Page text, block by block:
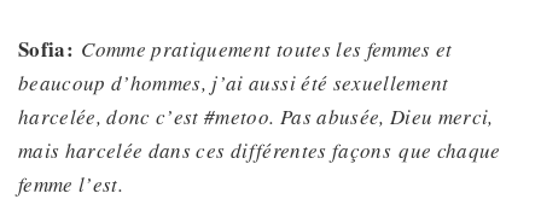
Sofia: Comme pratiquement toutes les femmes et
beaucoup d’hommes, j’ai aussi été sexuellement
harcelée, donc c’est #metoo. Pas abusée, Dieu merci,
mais harcelée dans ces différentes façonsque chaque
femme l’est.